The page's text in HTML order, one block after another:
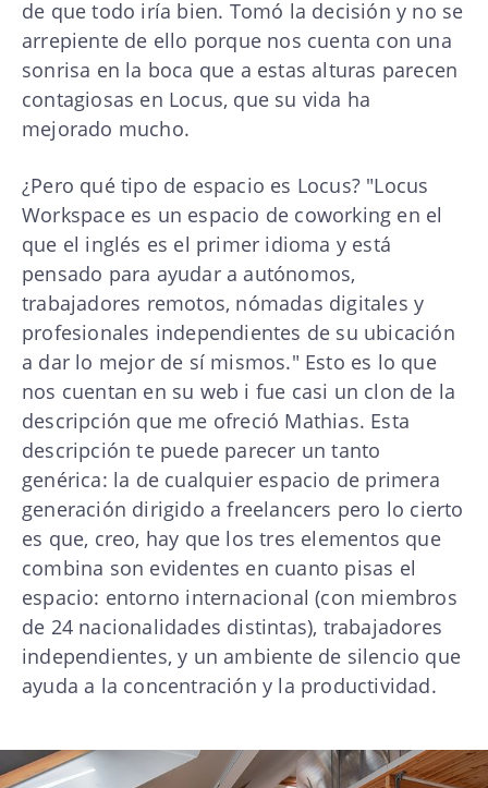
de que todo iría bien. Tomó la decisión y no se
arrepiente de ello porque nos cuenta con una
sonrisa en la boca que a estas alturas parecen
contagiosas en Locus, que su vida ha
mejorado mucho.
¿Pero qué tipo de espacio es Locus? "Locus
Workspace es un espacio de coworking en el
que el inglés es el primer idioma y está
pensado para ayudar a autónomos,
trabajadores remotos, nómadas digitales y
profesionales independientes de su ubicación
a dar lo mejor de sí mismos." Esto es lo que
nos cuentan en su web i fue casi un clon de la
descripción que me ofreció Mathias. Esta
descripción te puede parecer un tanto
genérica: la de cualquier espacio de primera
generación dirigido a freelancers pero lo cierto
es que, creo, hay que los tres elementos que
combina son evidentes en cuanto pisas el
espacio: entorno internacional (con miembros
de 24 nacionalidades distintas), trabajadores
independientes, y un ambiente de silencio que
ayuda a la concentración y la productividad.